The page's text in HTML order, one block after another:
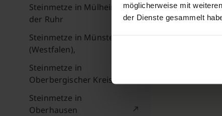
möglicherweise mit
der Dienste gesammelt
Steinmetze in Mülheim an
der Ruhr
Steinmetze in Münster
(Westfalen),
Steinmetze in
Oberbergischer Kreis
Steinmetze in
Oberhausen